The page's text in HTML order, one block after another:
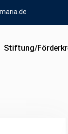
Stiftung/